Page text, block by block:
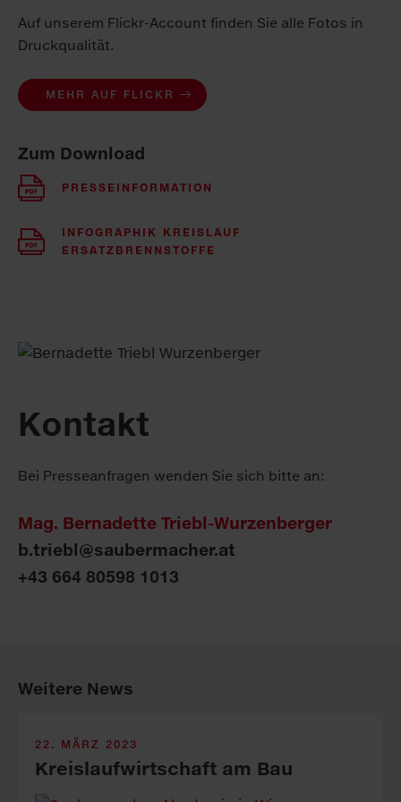
Auf unserem Flickr-Account finden Sie alle Fotos in
Druckqualität.
MEHR AUF FLICKR
Zum Download
PRESSEINFORMATION
INFOGRAPHIK KREISLAUF
ERSATZBRENNSTOFFE
Kontakt
Bei Presseanfragen wenden Sie sich bitte an:
Mag. Bernadette Triebl-Wurzenberger
b.triebl@saubermacher.at
+43 664 80598 1013
Weitere News
22. MÄRZ 2023
Kreis­lauf­wirt­schaft am Bau